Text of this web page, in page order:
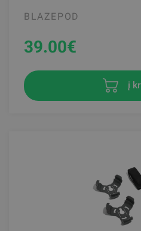
BLAZEPOD
39.00€
į